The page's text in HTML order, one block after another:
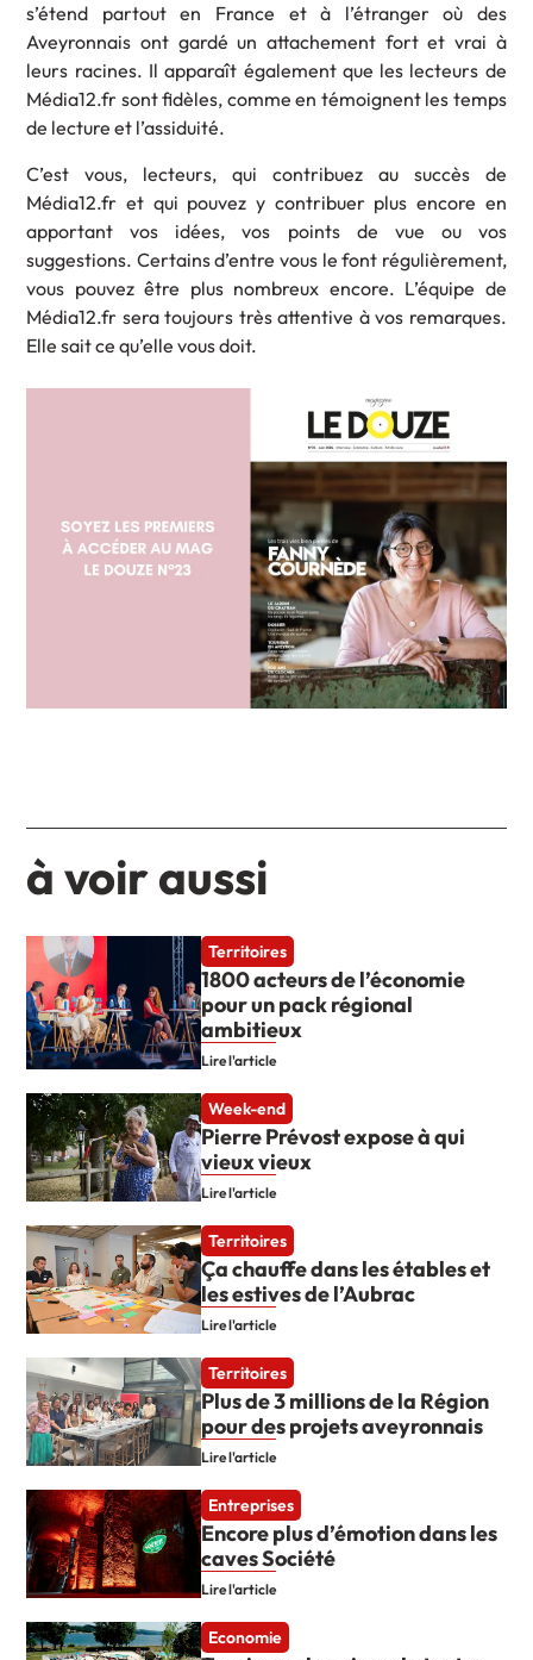
s’étend partout en France et à l’étranger où des
Aveyronnais ont gardé un attachement fort et vrai à
leurs racines. Il apparaît également que les lecteurs de
Média12.fr sont fidèles, comme en témoignent les temps
de lecture et l’assiduité.
C’est vous, lecteurs, qui contribuez au succès de
Média12.fr et qui pouvez y contribuer plus encore en
apportant vos idées, vos points de vue ou vos
suggestions. Certains d’entre vous le font régulièrement,
vous pouvez être plus nombreux encore. L’équipe de
Média12.fr sera toujours très attentive à vos remarques.
Elle sait ce qu’elle vous doit.
à voir aussi
Territoires
1800 acteurs de l’économie
pour un pack régional
ambitieux
Lire l'article
Week-end
Pierre Prévost expose à qui
vieux vieux
Lire l'article
Territoires
Ça chauffe dans les étables et
les estives de l’Aubrac
Lire l'article
Territoires
Plus de 3 millions de la Région
pour des projets aveyronnais
Lire l'article
Entreprises
Encore plus d’émotion dans les
caves Société
Lire l'article
Economie